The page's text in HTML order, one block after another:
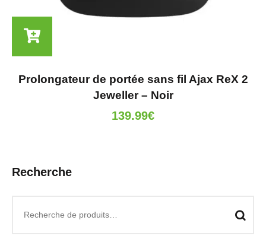
Prolongateur de portée sans fil Ajax ReX 2
Jeweller – Noir
139.99€
Recherche